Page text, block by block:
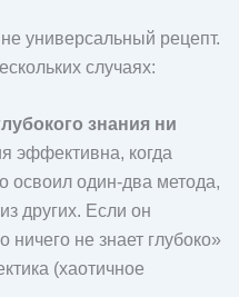
универсальный рецепт.
случаях:
знания ни
эффективна, когда
освоил один-два метода,
других. Если он
ничего не знает глубоко»
(хаотичное